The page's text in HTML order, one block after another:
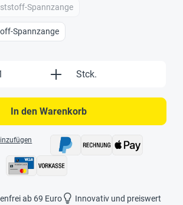
Spannzange
Spannzange
Gib den gewünschten
Stck.
In den Warenkorb
ab 69 Euro Innovativ und preiswert